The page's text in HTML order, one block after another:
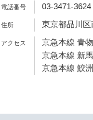
03-3471-3624
東京都品川
京急本線 青
京急本線 新
京急本線 鮫